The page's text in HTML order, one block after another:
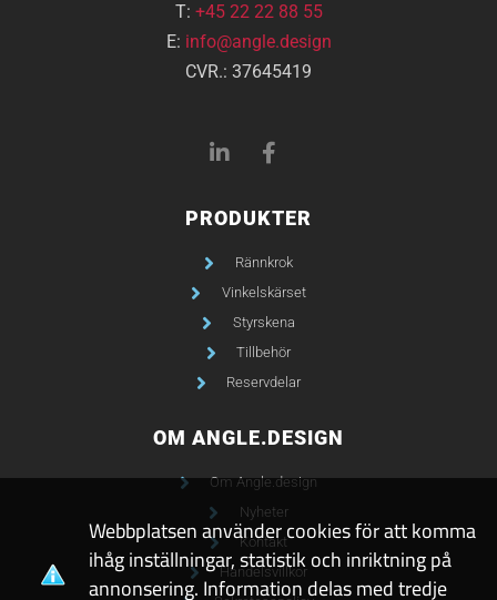
T: +45 22 22 88 55
E: info@angle.design
CVR.: 37645419
PRODUKTER
Rännkrok
Vinkelskärset
Styrskena
Tillbehör
Reservdelar
OM ANGLE.DESIGN
Om Angle.design
Nyheter
Kontakt
Handelsvillkor
Webbplatsen använder cookies för att komma
ihåg inställningar, statistik och inriktning på
annonsering. Information delas med tredje